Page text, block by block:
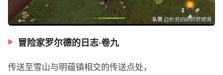
冒险家罗尔德的日志·卷九
传送至雪山与明蕴镇相交的传送点处，